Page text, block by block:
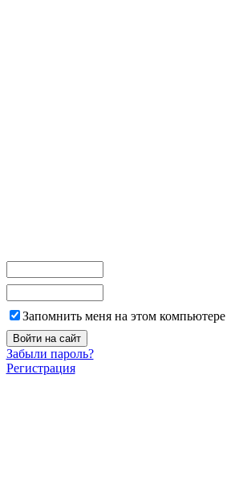
Запомнить меня на этом компьютере
Забыли пароль?
Регистрация